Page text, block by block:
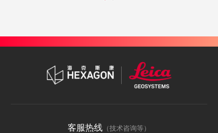
客服热线 （技术咨询等）